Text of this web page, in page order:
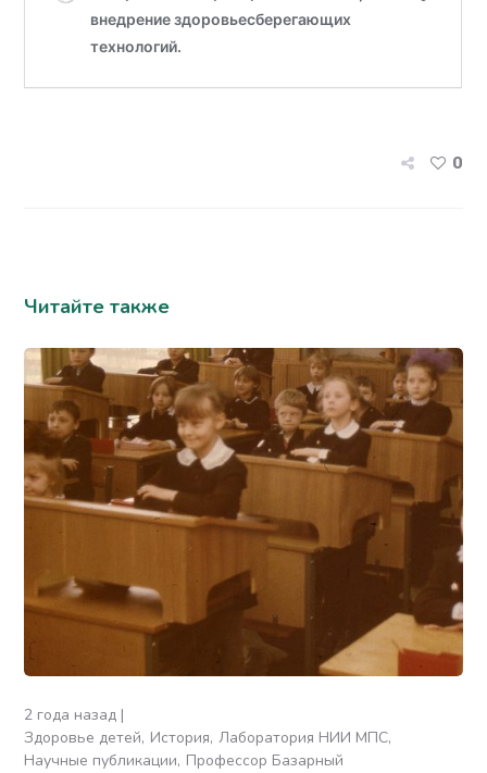
0
Читайте также
2 года назад
Здоровье детей История Лаборатория НИИ МПС
Научные публикации Профессор Базарный